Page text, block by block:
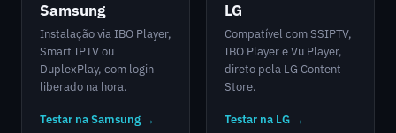
Samsung
Instalação via IBO Player,
Smart IPTV ou
DuplexPlay, com login
liberado na hora.
Testar na Samsung →
LG
Compatível com SSIPTV,
IBO Player e Vu Player,
direto pela LG Content
Store.
Testar na LG →